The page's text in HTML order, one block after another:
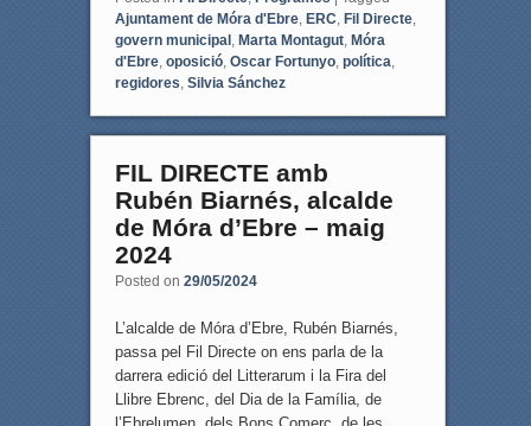
Ajuntament de Móra d'Ebre, ERC, Fil Directe,
govern municipal , Marta Montagut, Móra
d'Ebre, oposició, Oscar Fortunyo, política,
regidores, Silvia Sánchez
FIL DIRECTE amb
Rubén Biarnés, alcalde
de Móra d’Ebre – maig
2024
Posted on 29/05/2024
L’alcalde de Móra d’Ebre, Rubén Biarnés,
passa pel Fil Directe on ens parla de la
darrera edició del Litterarum i la Fira del
Llibre Ebrenc, del Dia de la Família, de